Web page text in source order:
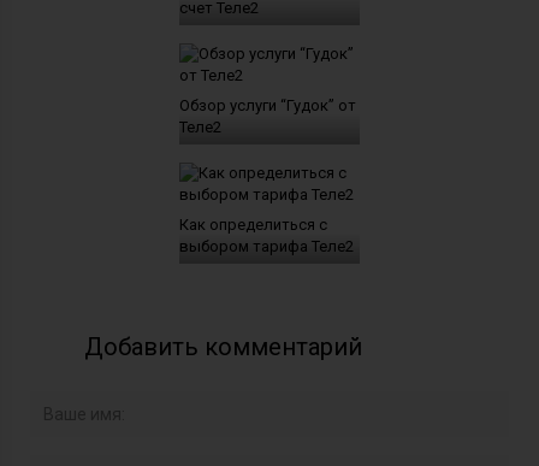
счет Теле2
Обзор услуги “Гудок” от
Теле2
Как определиться с
выбором тарифа Теле2
Добавить комментарий